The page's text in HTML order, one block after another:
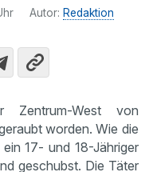
Autor: Redaktion
Zentrum-West von
worden. Wie die
17- und 18-Jähriger
geschubst. Die Täter